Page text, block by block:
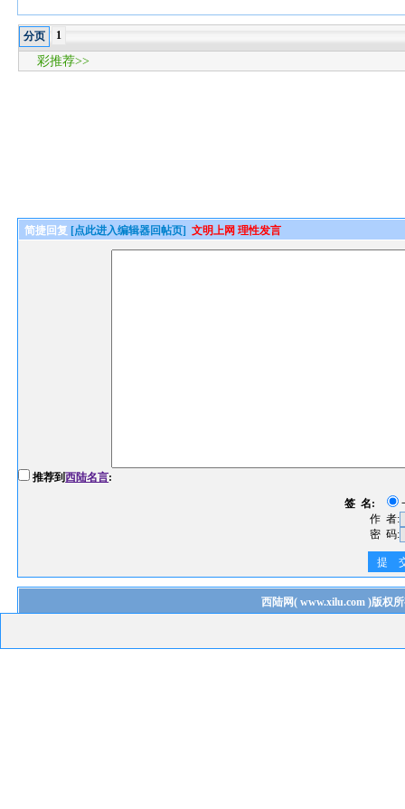
分页 1
彩推荐>>
简捷回复 [点此进入编辑器回帖页] 文明上网 理性发言
推荐到西陆名言:
签 名:
作 者:
密 码:
提
西陆网( www.xilu.com)版权